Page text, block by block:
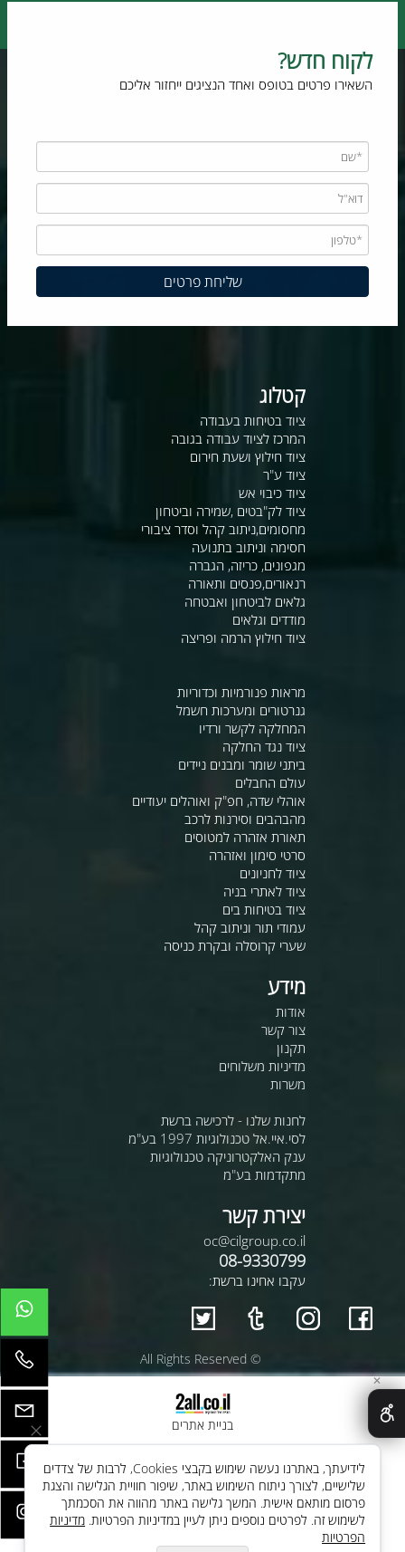
לקוח חדש?
השאירו פרטים בטופס ואחד הנציגים ייחזור אליכם
קטלוג
ציוד בטיחות בעבודה
המרכז לציוד עבודה בגובה
ציוד חילוץ ושעת חירום
ציוד ע"ר
ציוד כיבוי אש
ציוד לק"בטים ,שמירה וביטחון
מחסומים,ניתוב קהל וסדר ציבורי
חסימה וניתוב בתנועה
מגפונים, כריזה, הגברה
רנאורים,פנסים ותאורה
גלאים לביטחון ואבטחה
מודדים וגלאים
ציוד חילוץ הרמה ופריצה
מראות פנורמיות וכדוריות
גנרטורים ומערכות חשמל
המחלקה לקשר ורדיו
ציוד נגד החלקה
ביתני שומר ומבנים ניידים
עולם החבלים
אוהלי שדה, חפ"ק ואוהלים יעודיים
מהבהבים וסירנות לרכב
תאורת אזהרה למטוסים
סרטי סימון ואזהרה
ציוד לחניונים
ציוד לאתרי בניה
ציוד בטיחות בים
עמודי תור וניתוב קהל
שערי קרוסלה ובקרת כניסה
מידע
אודות
צור קשר
תקנון
מדיניות משלוחים
משרות
לחנות שלנו - לרכישה ברשת
לסי.איי.אל טכנולוגיות 1997 בע"מ
ענק האלקטרוניקה טכנולוגיות
מתקדמות בע"מ
יצירת קשר
oc@cilgroup.co.il
08-9330799
עקבו אחינו ברשת:
© All Rights Reserved
בניית אתרים
✕
לידיעתך, באתרנו נעשה שימוש בקבצי Cookies, לרבות של צדדים
שלישיים, לצורך ניתוח השימוש באתר, שיפור חוויית הגלישה והצגת
פרסום מותאם אישית. המשך גלישה באתר מהווה את הסכמתך
לשימוש זה. לפרטים נוספים ניתן לעיין במדיניות הפרטיות. מדיניות
הפרטיות